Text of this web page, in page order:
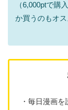
（6,000ptで購
か買うのもオス
・毎日漫画を